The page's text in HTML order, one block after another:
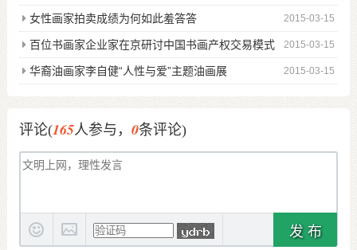
2015-03-15
女性画家拍卖成绩为何如此羞答答
2015-03-15
百位书画家企业家在京研讨中国书画产权交易模式
2015-03-15
华裔油画家李自健“人性与爱”主题油画展
评论(165人参与， 0条评论)
发 布